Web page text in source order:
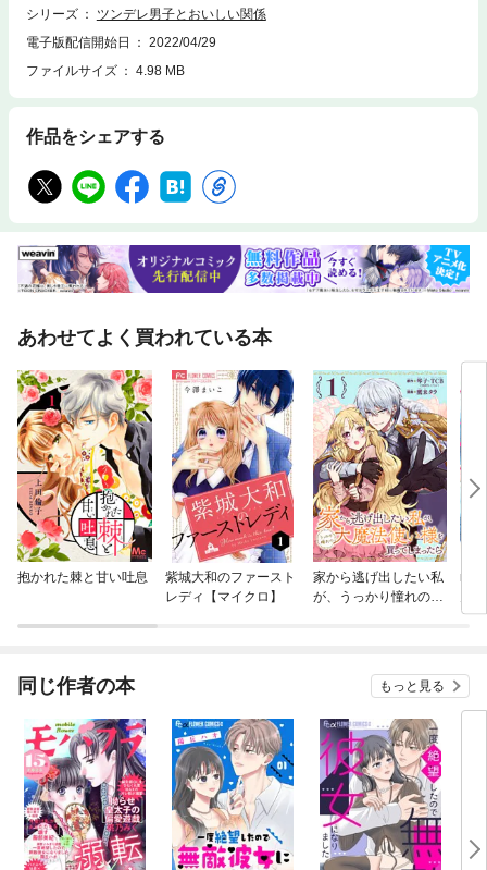
シリーズ
ツンデレ男子とおいしい関係
電子版配信開始日
2022/04/29
ファイルサイズ
4.98 MB
作品をシェアする
あわせてよく買われている本
抱かれた棘と甘い吐息
紫城大和のファースト
レディ【マイクロ】
家から逃げ出したい私
が、うっかり憧れの大
同じ作者の本 もっと見る